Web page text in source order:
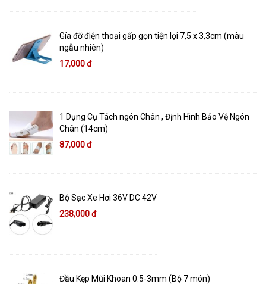
Gía đỡ điện thoại gấp gọn tiện lợi 7,5 x 3,3cm (màu
ngẫu nhiên)
17,000 đ
1 Dụng Cụ Tách ngón Chân , Định Hình Bảo Vệ Ngón
Chân (14cm)
87,000 đ
Bộ Sạc Xe Hơi 36V DC 42V
238,000 đ
Đầu Kẹp Mũi Khoan 0.5-3mm (Bộ 7 món)